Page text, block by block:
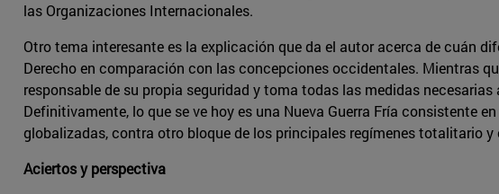
las Organizaciones Internacionales.
Otro tema interesante es la explicación que da el autor acerca de cuán
Derecho en comparación con las concepciones occidentales. Mientras
responsable de su propia seguridad y toma todas las medidas
Definitivamente, lo que se ve hoy es una Nueva Guerra Fría consistente
globalizadas, contra otro bloque de los principales regímenes
Aciertos y perspectiva